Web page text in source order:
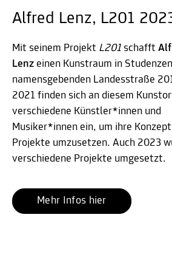
Alfred Lenz, L201
Mit seinem Projekt L201 schafft
Lenz einen Kunstraum in
namensgebenden Landesstraße
2021 finden sich an diesem
verschiedene Künstler*innen und
Musiker*innen ein, um ihre
Projekte umzusetzen. Auch 2023
verschiedene Projekte umgesetzt.
Mehr Infos hier